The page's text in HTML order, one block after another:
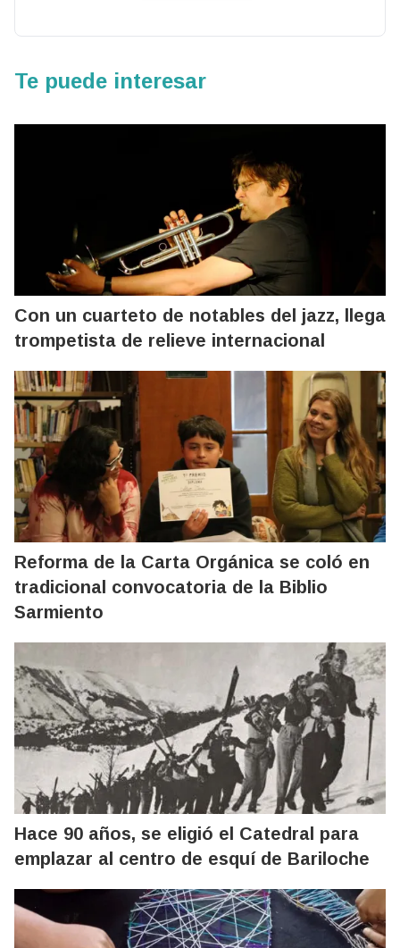
Te puede interesar
Con un cuarteto de notables del jazz, llega
trompetista de relieve internacional
Reforma de la Carta Orgánica se coló en
tradicional convocatoria de la Biblio
Sarmiento
Hace 90 años, se eligió el Catedral para
emplazar al centro de esquí de Bariloche